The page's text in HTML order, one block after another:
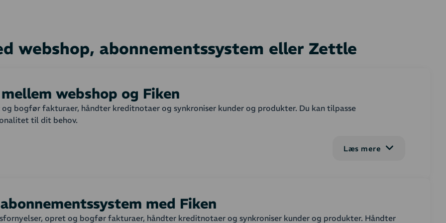
webshop, abonnementssystem eller Zettle
webshop og Fiken
bogfør fakturaer, håndter kreditnotaer og synkroniser kunder og produkter. Du kan tilpasse
til dit behov.
overføres automatisk til dit regnskab på et eller flere givne ordrestadier. I regnskabet oprettes en faktura
Læs mere
med Fiken
opret og bogfør fakturaer, håndter kreditnotaer og synkroniser kunder og produkter. Håndter